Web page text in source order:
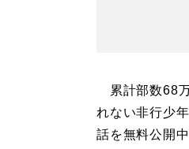
累計部数68
れない非行少
話を無料公開中